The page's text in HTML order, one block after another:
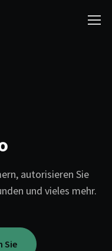
autorisieren Sie
und vieles mehr.
Sie